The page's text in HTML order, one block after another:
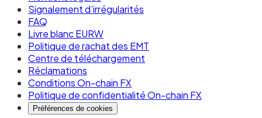
Signalement d’irrégularités
FAQ
Livre blanc EURW
Politique de rachat des EMT
Centre de téléchargement
Réclamations
Conditions On-chain FX
Politique de confidentialité On-chain FX
Préférences de cookies